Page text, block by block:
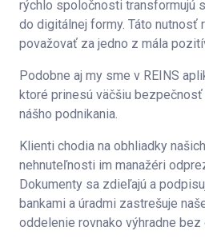
rýchlo spoločnosti transformujú
do digitálnej formy. Táto nutnosť
považovať za jedno z mála
Podobne aj my sme v REINS
ktoré prinesú väčšiu
nášho podnikania.
Klienti chodia na obhliadky
nehnuteľnosti im manažéri
Dokumenty sa zdieľajú a
bankami a úradmi zastrešuje
oddelenie rovnako výhradne bez